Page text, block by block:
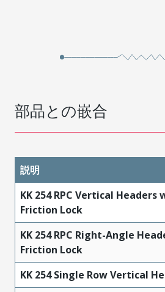
部品との嵌合
説明
KK 254 RPC Vertical Headers
Friction Lock
KK 254 RPC Right-Angle
Friction Lock
KK 254 Single Row Vertical